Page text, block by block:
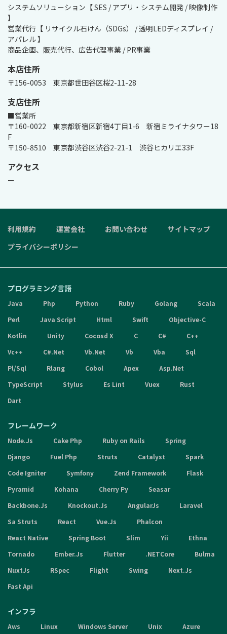
システムソリューション【 SES / アプリ・システム開発 / 映像制作
】
営業代行【 リサイクル石けん（SDGs） / 透明LEDディスプレイ /
アパレル 】
商品企画、販売代行、広告代理事業 / PR事業
本店住所
〒156-0053　東京都世田谷区桜2-11-28
支店住所
■営業所
〒160-0022　東京都新宿区新宿4丁目1-6　新宿ミライナタワー18
F
〒150-8510　東京都渋谷区渋谷2-21-1　渋谷ヒカリエ33F
アクセス
ー
利用規約 運営会社 お問い合わせ
サイトマップ
プライバシーポリシー
プログラミング言語
Java Php Python Ruby Golang
Scala
Perl
Java Script Html Swift
Objective-C
Kotlin
Unity Cocosd X C C#
C++
Vc++
C#.Net Vb.Net Vb Vba
Sql
Pl/Sql
Rlang Cobol Apex
Asp.Net
TypeScript
Stylus Es Lint Vuex
Rust
Dart
フレームワーク
Node.Js Cake Php Ruby on Rails
Spring
Django
Fuel Php Struts Catalyst
Spark
Code Igniter
Symfony Zend Framework
Flask
Pyramid
Kohana Cherry Py
Seasar
Backbone.Js
Knockout.Js AngularJs
Laravel
Sa Struts
React Vue.Js
Phalcon
React Native
Spring Boot Slim Yii
Ethna
Tornado
Ember.Js Flutter .NETCore
Bulma
NuxtJs
RSpec Flight Swing
Next.Js
Fast Api
インフラ
Aws Linux Windows Server Unix
Azure